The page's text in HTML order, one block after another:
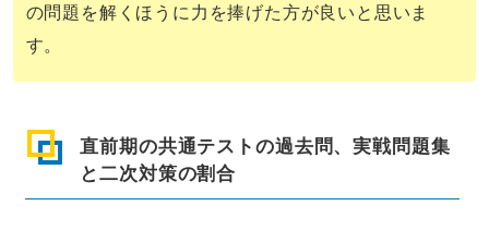
の問題を解くほうに力を捧げた方が良いと思いま
す。
直前期の共通テストの過去問、実戦問題集
と二次対策の割合